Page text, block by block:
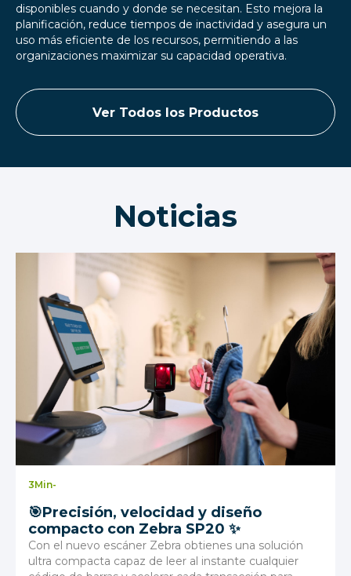
disponibles cuando y donde se necesitan. Esto mejora la
planificación, reduce tiempos de inactividad y asegura un
uso más eficiente de los recursos, permitiendo a las
organizaciones maximizar su capacidad operativa.
Ver Todos los Productos
Noticias
3Min-
🎯Precisión, velocidad y diseño
compacto con Zebra SP20 ✨
Con el nuevo escáner Zebra obtienes una solución
ultra compacta capaz de leer al instante cualquier